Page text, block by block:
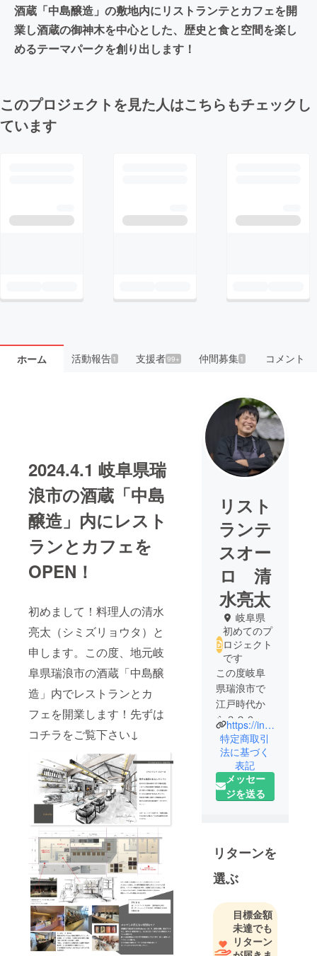
酒蔵「中島醸造」の敷地内にリストランテとカフェを開
業し酒蔵の御神木を中心とした、歴史と食と空間を楽し
めるテーマパークを創り出します！
このプロジェクトを見た人はこちらもチェックし
ています
ホーム 活動報告1 支援者99+ 仲間募集 1 コメント
2024.4.1 岐阜県瑞
浪市の酒蔵「中島
醸造」内にレスト
ランとカフェを
OPEN！
初めまして！料理人の清水
亮太（シミズリョウタ）と
申します。この度、地元岐
阜県瑞浪市の酒蔵「中島醸
造」内でレストランとカ
フェを開業します！先ずは
コチラをご覧下さい↓
リスト
ランテ
スオー
ロ 清
水亮太
岐阜県
初めてのプ
ロジェクト
です
この度岐阜
県瑞浪市で
江戸時代か
ら３２０年
以上続く酒
蔵の敷地内
岐阜県の自
然を背景に
「Ristorante
suolo」を開
業させてい
オーナー
シェフの清
水亮太と申
します。
https://instagram.com/suolo_mizunami?igshid=OGQ5ZDc2ODk2ZA==
特定商取引
法に基づく
表記
メッセー
ジを送る
リターンを
選ぶ
目標金額
未達でも
リターン